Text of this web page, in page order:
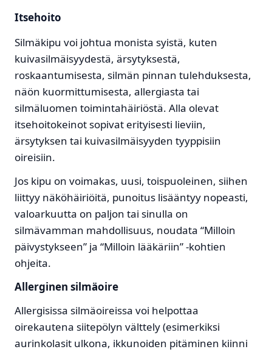
Itsehoito
Silmäkipu voi johtua monista syistä, kuten
kuivasilmäisyydestä, ärsytyksestä,
roskaantumisesta, silmän pinnan tulehduksesta,
näön kuormittumisesta, allergiasta tai
silmäluomen toimintahäiriöstä. Alla olevat
itsehoitokeinot sopivat erityisesti lieviin,
ärsytyksen tai kuivasilmäisyyden tyyppisiin
oireisiin.
Jos kipu on voimakas, uusi, toispuoleinen, siihen
liittyy näköhäiriöitä, punoitus lisääntyy nopeasti,
valoarkuutta on paljon tai sinulla on
silmävamman mahdollisuus, noudata “Milloin
päivystykseen” ja “Milloin lääkäriin” -kohtien
ohjeita.
Allerginen silmäoire
Allergisissa silmäoireissa voi helpottaa
oirekautena siitepölyn välttely (esimerkiksi
aurinkolasit ulkona, ikkunoiden pitäminen kiinni